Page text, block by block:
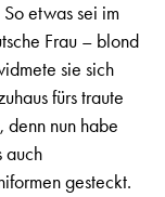
etwas sei im
Frau – blond
sie sich
fürs traute
denn nun habe
auch
gesteckt.